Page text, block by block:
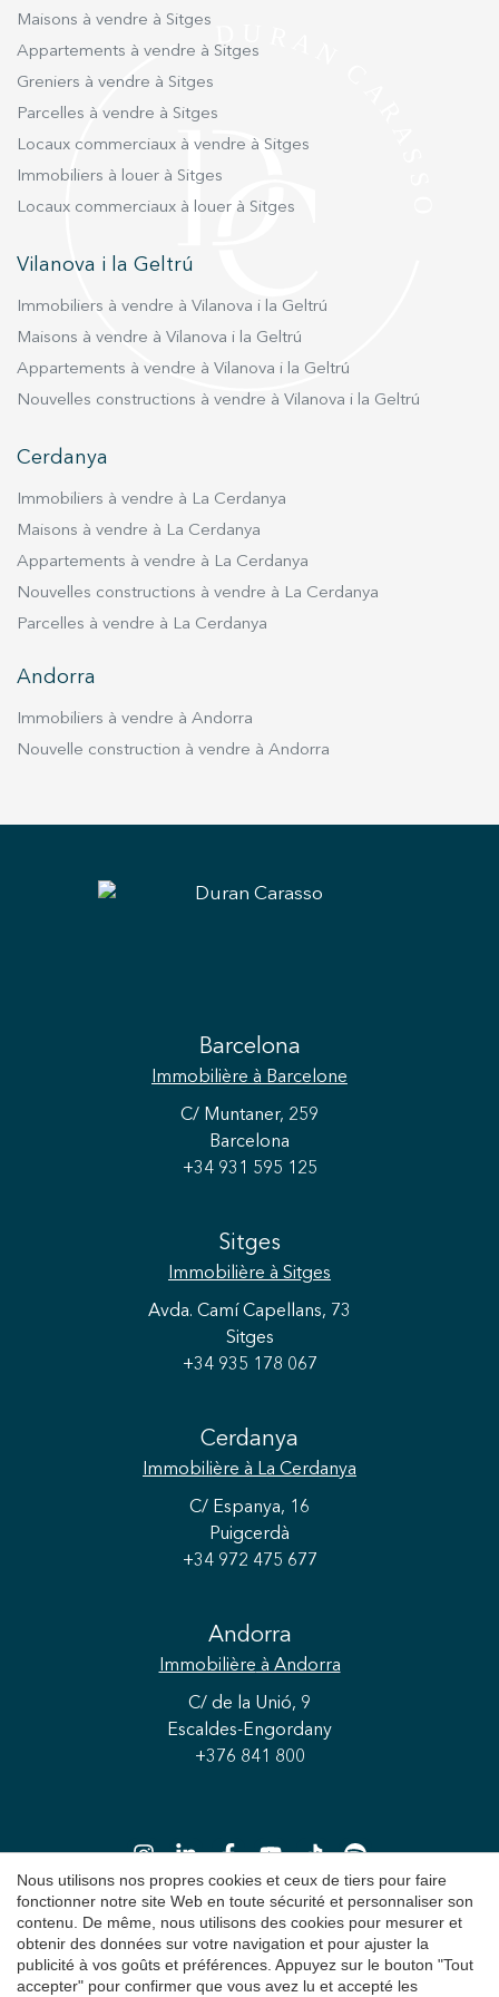
environnement dans l’un des secteurs les plus
attractifs de La Plana.
plus convoitées de la côte méditerranéenne, où
authenticité, gastronomie, culture et connexion
internationale se rencontrent avec harmonie.
Maisons à vendre à Sitges
Appartements à vendre à Sitges
Greniers à vendre à Sitges
Parcelles à vendre à Sitges
Locaux commerciaux à vendre à Sitges
Immobiliers à louer à Sitges
Locaux commerciaux à louer à Sitges
Vilanova i la Geltrú
Immobiliers à vendre à Vilanova i la Geltrú
Maisons à vendre à Vilanova i la Geltrú
Appartements à vendre à Vilanova i la Geltrú
Nouvelles constructions à vendre à Vilanova i la Geltrú
Cerdanya
Immobiliers à vendre à La Cerdanya
Maisons à vendre à La Cerdanya
Appartements à vendre à La Cerdanya
Nouvelles constructions à vendre à La Cerdanya
Parcelles à vendre à La Cerdanya
Andorra
Immobiliers à vendre à Andorra
Nouvelle construction à vendre à Andorra
Barcelona
Immobilière à Barcelone
C/ Muntaner, 259
Barcelona
+34 931 595 125
Sitges
Immobilière à Sitges
Avda. Camí Capellans, 73
Sitges
+34 935 178 067
Cerdanya
Immobilière à La Cerdanya
C/ Espanya, 16
Puigcerdà
+34 972 475 677
Andorra
Immobilière à Andorra
C/ de la Unió, 9
Escaldes-Engordany
+376 841 800
Copyright 2026 © Durán Carasso
Avis juridique
Nous utilisons nos propres cookies et ceux de tiers pour faire
fonctionner notre site Web en toute sécurité et personnaliser son
contenu. De même, nous utilisons des cookies pour mesurer et
obtenir des données sur votre navigation et pour ajuster la
publicité à vos goûts et préférences. Appuyez sur le bouton "Tout
accepter" pour confirmer que vous avez lu et accepté les